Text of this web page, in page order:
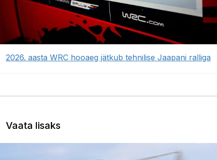
2026. aasta WRC hooaeg jätkub tehnilise Jaapani ralliga
Vaata lisaks